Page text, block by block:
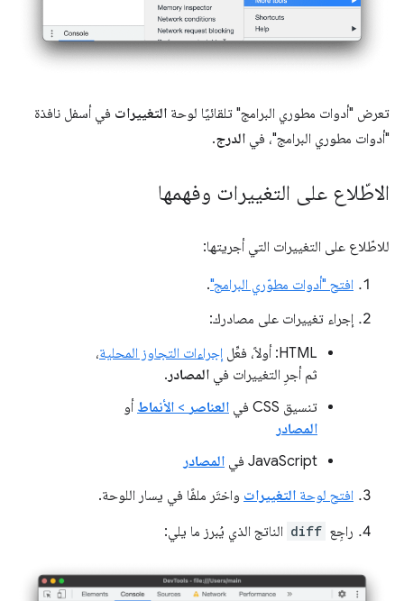
تعرض "أدوات مطوري البرامج" تلقائيًا لوحة التغييرات في أسفل نافذة
"أدوات مطوري البرامج"، في الدرج.
الاطّلاع على التغييرات وفهمها
للاطّلاع على التغييرات التي أجريتها:
افتح "أدوات مطوّري البرامج".
إجراء تغييرات على مصادرك:
HTML: أولاً، فعِّل
إجراءات التجاوز المحلية،
ثم أجرِ التغييرات في المصادر .
تنسيق CSS في
العناصر > الأنماط أو
المصادر
JavaScript في
المصادر
افتح لوحة التغييرات واختَر ملفًا في يسار اللوحة.
راجِع diff الناتج الذي يُبرز ما يلي: